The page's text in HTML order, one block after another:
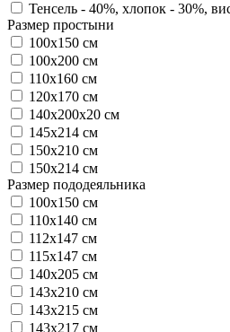
Тенсель - 40%, хлопок - 30%,
Размер простыни
100х150 см
100х200 см
110х160 см
120х170 см
140х200х20 см
145х214 см
150х210 см
150х214 см
Размер пододеяльника
100х150 см
110х140 см
112х147 см
115х147 см
140х205 см
143х210 см
143х215 см
143х217 см